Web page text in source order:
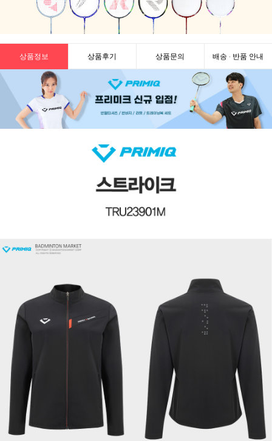
상품정보 상품후기 상품문의 배송 · 반품 안내